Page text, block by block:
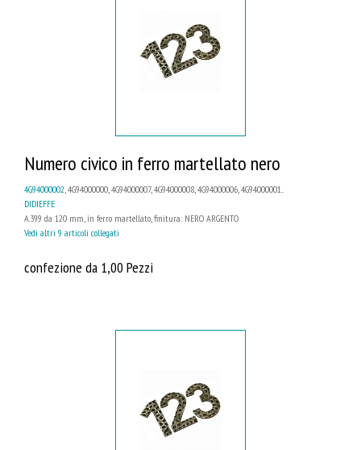
Numero civico in ferro martellato nero
4G94000002, 4G94000000, 4G94000007, 4G94000008, 4G94000006, 4G94000001...
DIDIEFFE
A.399 da 120 mm, in ferro martellato, finitura: NERO ARGENTO
Vedi altri 9 articoli collegati
confezione da 1,00 Pezzi